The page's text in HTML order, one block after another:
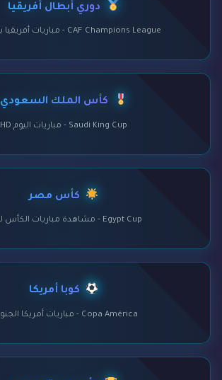
دوري أبطال أفريقيا
CAF Champions League - مباريات أفريقيا بث مباشر
كأس الملك السعودي
Saudi King Cup - مباريات اليوم HD
كأس مصر
Egypt Cup - مشاهدة مباريات الكأس لايف
كوبا أمريكا
Copa América - مباريات أمريكا الجنوبية